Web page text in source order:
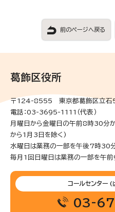
前のページへ戻る
葛飾区役所
〒124-8555 東京都葛飾区立
電話：03-3695-1111（代表）
月曜日から金曜日の午前8時30分
から1月3日を除く)
水曜日は業務の一部を午後7時30分
毎月1回日曜日は業務の一部を午前
コールセンター (
03-